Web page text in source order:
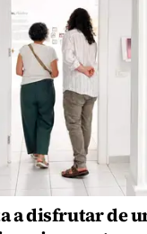
a disfrutar de